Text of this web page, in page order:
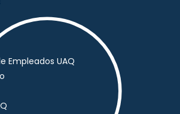
Empleados UAQ